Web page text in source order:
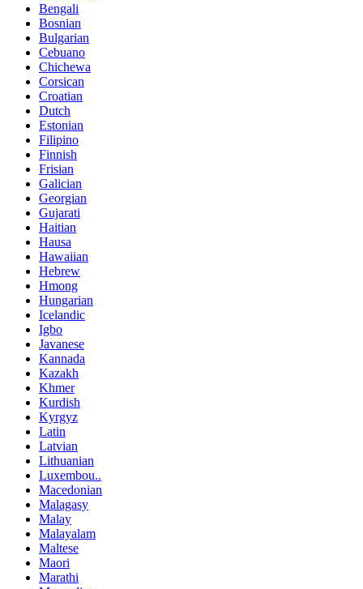
Bengali
Bosnian
Bulgarian
Cebuano
Chichewa
Corsican
Croatian
Dutch
Estonian
Filipino
Finnish
Frisian
Galician
Georgian
Gujarati
Haitian
Hausa
Hawaiian
Hebrew
Hmong
Hungarian
Icelandic
Igbo
Javanese
Kannada
Kazakh
Khmer
Kurdish
Kyrgyz
Latin
Latvian
Lithuanian
Luxembou..
Macedonian
Malagasy
Malay
Malayalam
Maltese
Maori
Marathi